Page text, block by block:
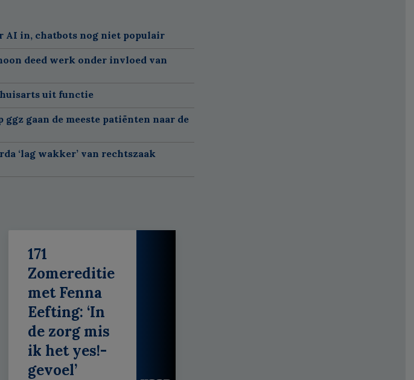
AI in, chatbots nog niet populair
deed werk onder invloed van
uit functie
gaan de meeste patiënten naar de
‘lag wakker’ van rechtszaak
171
Zomereditie
met Fenna
Eefting: ‘In
de zorg mis
ik het yes!-
gevoel’